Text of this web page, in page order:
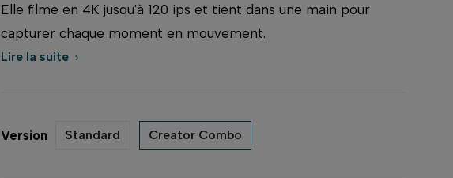
Elle filme en 4K jusqu'à 120 ips et tient dans une main pour
capturer chaque moment en mouvement.
Lire la suite 
Version Standard Creator Combo